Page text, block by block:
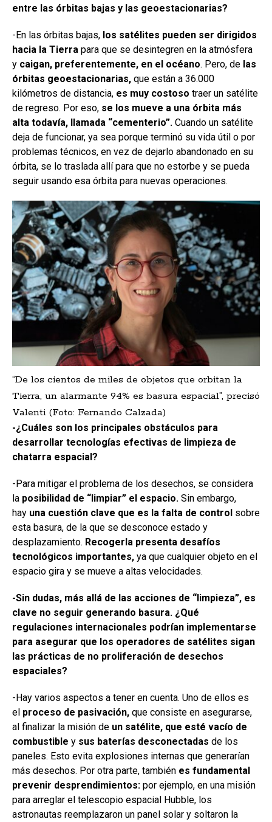
entre las órbitas bajas y las geoestacionarias?
-En las órbitas bajas, los satélites pueden ser dirigidos
hacia la Tierra para que se desintegren en la atmósfera
y caigan, preferentemente, en el océano. Pero, de las
órbitas geoestacionarias, que están a 36.000
kilómetros de distancia, es muy costoso traer un satélite
de regreso. Por eso, se los mueve a una órbita más
alta todavía, llamada “cementerio”. Cuando un satélite
deja de funcionar, ya sea porque terminó su vida útil o por
problemas técnicos, en vez de dejarlo abandonado en su
órbita, se lo traslada allí para que no estorbe y se pueda
seguir usando esa órbita para nuevas operaciones.
“De los cientos de miles de objetos que orbitan la
Tierra, un alarmante 94% es basura espacial”, precisó
Valenti (Foto: Fernando Calzada)
-¿Cuáles son los principales obstáculos para
desarrollar tecnologías efectivas de limpieza de
chatarra espacial?
-Para mitigar el problema de los desechos, se considera
la posibilidad de “limpiar” el espacio. Sin embargo,
hay una cuestión clave que es la falta de control sobre
esta basura, de la que se desconoce estado y
desplazamiento. Recogerla presenta desafíos
tecnológicos importantes, ya que cualquier objeto en el
espacio gira y se mueve a altas velocidades.
-Sin dudas, más allá de las acciones de “limpieza”, es
clave no seguir generando basura. ¿Qué
regulaciones internacionales podrían implementarse
para asegurar que los operadores de satélites sigan
las prácticas de no proliferación de desechos
espaciales?
-Hay varios aspectos a tener en cuenta. Uno de ellos es
el proceso de pasivación, que consiste en asegurarse,
al finalizar la misión de un satélite, que esté vacío de
combustible y sus baterías desconectadas de los
paneles. Esto evita explosiones internas que generarían
más desechos. Por otra parte, también es fundamental
prevenir desprendimientos: por ejemplo, en una misión
para arreglar el telescopio espacial Hubble, los
astronautas reemplazaron un panel solar y soltaron la